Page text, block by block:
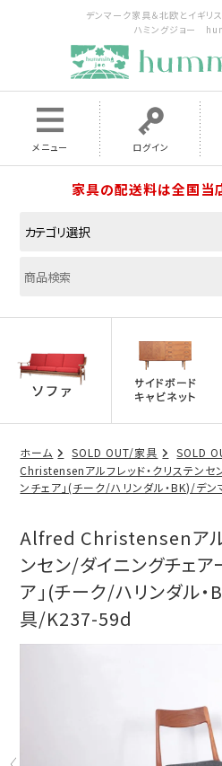
デンマーク家具＆北欧とイギリ
ハミングジョー
メニュー ログイン
家具の配送料は全国当
ホーム SOLD OUT/家具 SOLD
Christensenアルフレッド・クリステンセ
ンチェア」(チーク/ハリンダル・BK)/デ
Alfred Christensenアル
ンセン/ダイニングチェア
ア」(チーク/ハリンダル
具/K237-59d